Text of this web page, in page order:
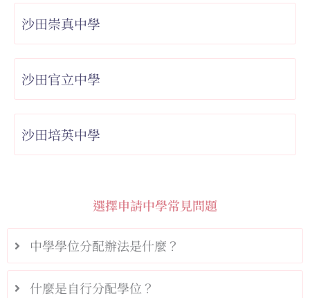
沙田崇真中學
沙田官立中學
沙田培英中學
選擇申請中學常見問題
中學學位分配辦法是什麼？
什麼是自行分配學位？